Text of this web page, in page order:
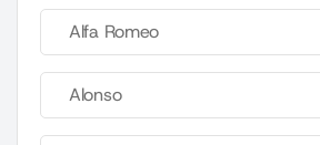
Alfa Romeo
Alonso